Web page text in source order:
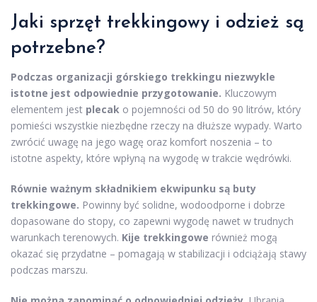
Jaki sprzęt trekkingowy i odzież są
potrzebne?
Podczas organizacji górskiego trekkingu niezwykle
istotne jest odpowiednie przygotowanie. Kluczowym
elementem jest plecak o pojemności od 50 do 90 litrów, który
pomieści wszystkie niezbędne rzeczy na dłuższe wypady. Warto
zwrócić uwagę na jego wagę oraz komfort noszenia – to
istotne aspekty, które wpłyną na wygodę w trakcie wędrówki.
Równie ważnym składnikiem ekwipunku są buty
trekkingowe. Powinny być solidne, wodoodporne i dobrze
dopasowane do stopy, co zapewni wygodę nawet w trudnych
warunkach terenowych. Kije trekkingowe również mogą
okazać się przydatne – pomagają w stabilizacji i odciążają stawy
podczas marszu.